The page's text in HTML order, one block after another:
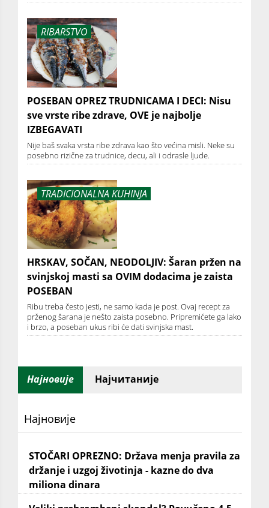
RIBARSTVO
POSEBAN OPREZ TRUDNICAMA I DECI: Nisu
sve vrste ribe zdrave, OVE je najbolje
IZBEGAVATI
Nije baš svaka vrsta ribe zdrava kao što većina misli. Neke su
posebno rizične za trudnice, decu, ali i odrasle ljude.
TRADICIONALNA KUHINJA
HRSKAV, SOČAN, NEODOLJIV: Šaran pržen na
svinjskoj masti sa OVIM dodacima je zaista
POSEBAN
Ribu treba često jesti, ne samo kada je post. Ovaj recept za
prženog šarana je nešto zaista posebno. Pripremićete ga lako
i brzo, a poseban ukus ribi će dati svinjska mast.
Најновије Најчитаније
Најновије
STOČARI OPREZNO: Država menja pravila za
držanje i uzgoj životinja - kazne do dva
miliona dinara